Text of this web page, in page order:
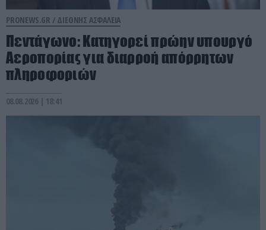
PRONEWS.GR / ΔΙΕΘΝΗΣ ΑΣΦΑΛΕΙΑ
Πεντάγωνο: Κατηγορεί πρώην υπουργό
Αεροπορίας για διαρροή απόρρητων
πληροφοριών
08.08.2026 | 18:41